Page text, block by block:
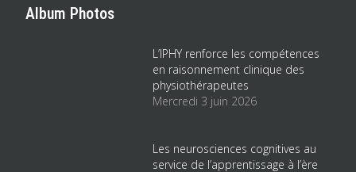
Album Photos
L’IPHY renforce les compétences
en raisonnement clinique des
physiothérapeutes
Mercredi 3 juin 2026
Les neurosciences cognitives au
service de l’apprentissage à l’ère